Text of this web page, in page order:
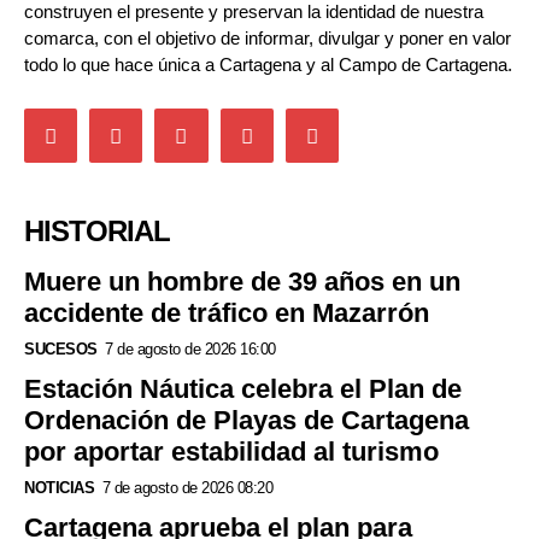
construyen el presente y preservan la identidad de nuestra
comarca, con el objetivo de informar, divulgar y poner en valor
todo lo que hace única a Cartagena y al Campo de Cartagena.
HISTORIAL
Muere un hombre de 39 años en un
accidente de tráfico en Mazarrón
SUCESOS 7 de agosto de 2026 16:00
Estación Náutica celebra el Plan de
Ordenación de Playas de Cartagena
por aportar estabilidad al turismo
NOTICIAS 7 de agosto de 2026 08:20
Cartagena aprueba el plan para